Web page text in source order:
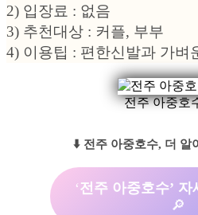
2) 입장료 : 없음
3) 추천대상 : 커플, 부부
4) 이용팁 : 편한신발과 가벼
전주 아중호
⬇️ 전주 아중호수, 더 알
‘전주 아중호수’ 자
🔎